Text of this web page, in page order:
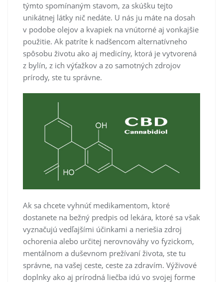
týmto spomínaným stavom, za skúšku tejto
unikátnej látky nič nedáte. U nás ju máte na dosah
v podobe olejov a kvapiek na vnútorné aj vonkajšie
použitie. Ak patríte k nadšencom alternatívneho
spôsobu životu ako aj medicíny, ktorá je vytvorená
z bylín, z ich výťažkov a zo samotných zdrojov
prírody, ste tu správne.
Ak sa chcete vyhnúť medikamentom, ktoré
dostanete na bežný predpis od lekára, ktoré sa však
vyznačujú vedľajšími účinkami a neriešia zdroj
ochorenia alebo určitej nerovnováhy vo fyzickom,
mentálnom a duševnom prežívaní života, ste tu
správne, na vašej ceste, ceste za zdravím. Výživové
doplnky ako aj prírodná liečba idú vo svojej forme